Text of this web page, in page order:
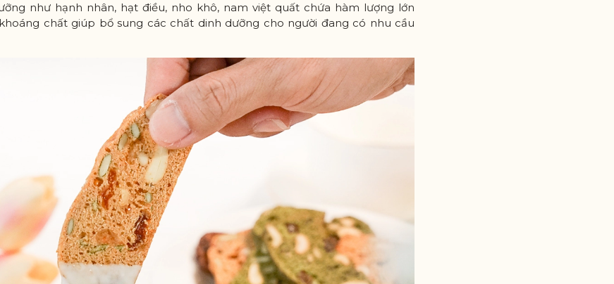
như hạnh nhân, hạt điều, nho khô, nam việt quất chứa hàm lượng lớn
chất giúp bổ sung các chất dinh dưỡng cho người đang có nhu cầu